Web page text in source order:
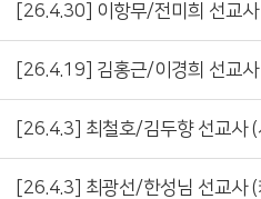
[26.4.30] 이항무/전미희 선교사
[26.4.19] 김홍근/이경희 선교사
[26.4.3] 최철호/김두향 선교사 (
[26.4.3] 최광선/한성님 선교사 (